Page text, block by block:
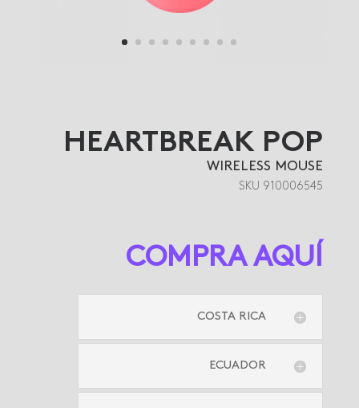
HEARTBREAK POP
WIRELESS MOUSE
SKU 910006545
COMPRA AQUÍ
COSTA RICA
ECUADOR